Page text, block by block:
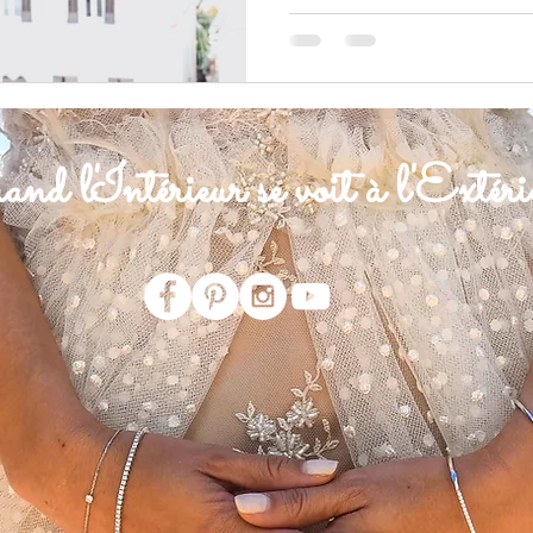
l'Intérieur se voit à